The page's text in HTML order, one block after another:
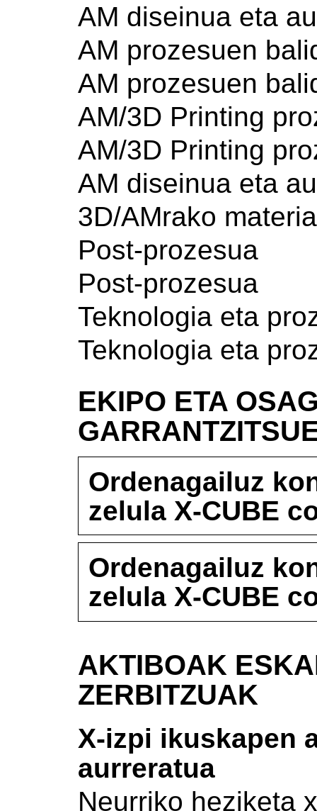
AM diseinua eta
AM prozesuen
AM prozesuen
AM/3D Printing
AM/3D Printing
AM diseinua eta
3D/AMrako
Post-prozesua
Post-prozesua
Teknologia eta
Teknologia eta
EKIPO ETA
Ordenagailuz
zelula X-CUBE
Ordenagailuz
zelula X-CUBE
AKTIBOAK
ZERBITZUAK
X-izpi ikuskapen
aurreratua
Neurriko heziketa